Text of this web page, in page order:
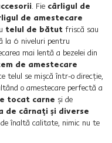
. Fie cârligul de
de amestecare
telul de bătut friscă sau
la 6 niveluri pentru
mai lentă a bezelei din
de amestecare
telul se mişcă într-o direcţie,
o amestecare perfectă a
tocat carne şi de
de cârnaţi şi diverse
înaltă calitate, nimic nu te